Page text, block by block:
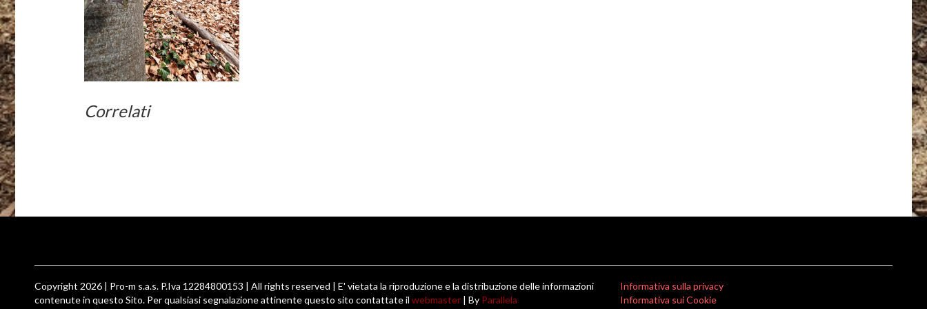
Correlati
Copyright 2026 | Pro-m s.a.s. P.Iva 12284800153 | All rights reserved | E' vietata la riproduzione e la distribuzione delle informazioni
contenute in questo Sito. Per qualsiasi segnalazione attinente questo sito contattate il webmaster | By Parallela
Informativa sulla privacy
Informativa sui Cookie